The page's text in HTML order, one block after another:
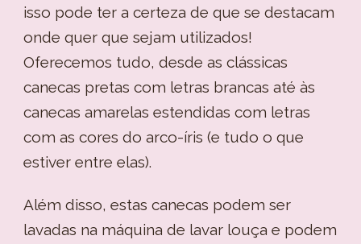
isso pode ter a certeza de que se destacam
onde quer que sejam utilizados!
Oferecemos tudo, desde as clássicas
canecas pretas com letras brancas até às
canecas amarelas estendidas com letras
com as cores do arco-íris (e tudo o que
estiver entre elas).
Além disso, estas canecas podem ser
lavadas na máquina de lavar louça e podem